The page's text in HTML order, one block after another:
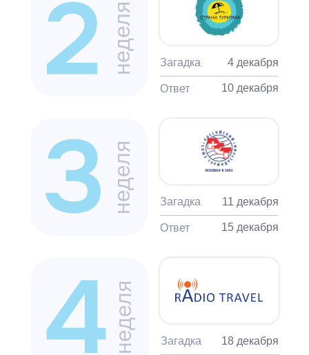
Загадка
Ответ
11 декабря
Загадка
15 декабря
неделя
Ответ
4 декабря
10 декабря
неделя
Загадка 18 декабря
неделя